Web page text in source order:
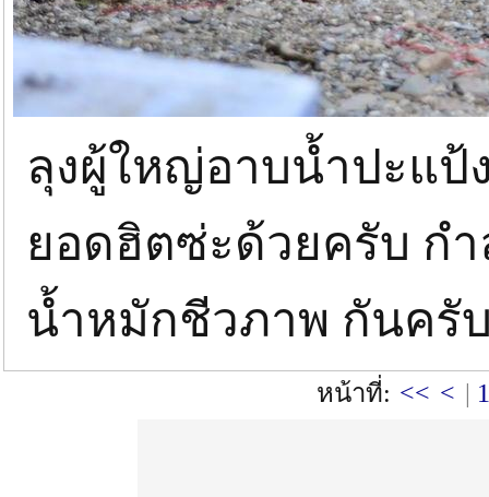
ลุงผู้ใหญ่อาบน้ำปะแป้
ยอดฮิตซ่ะด้วยครับ กำ
น้ำหมักชีวภาพ กันครั
หน้าที่: << < |